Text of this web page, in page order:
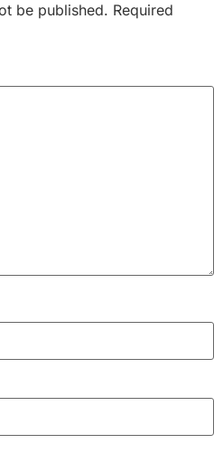
be published. Required